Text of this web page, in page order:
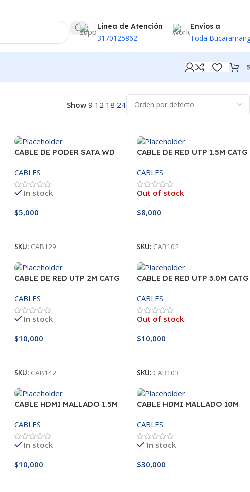
Linea de Atención
3170125862
Envíos a
Toda
Show 9 12 18 24
CABLE DE PODER SATA WD
CABLES
In stock
$5,000
SKU: CAB129
CABLE DE RED UTP 1.5M CATG
CABLES
Out of stock
$8,000
SKU: CAB102
CABLE DE RED UTP 2M CATG
CABLES
In stock
$10,000
SKU: CAB142
CABLE DE RED UTP 3.0M CATG
CABLES
Out of stock
$10,000
SKU: CAB103
CABLE HDMI MALLADO 1.5M
CABLES
In stock
$10,000
CABLE HDMI MALLADO 10M
CABLES
In stock
$30,000